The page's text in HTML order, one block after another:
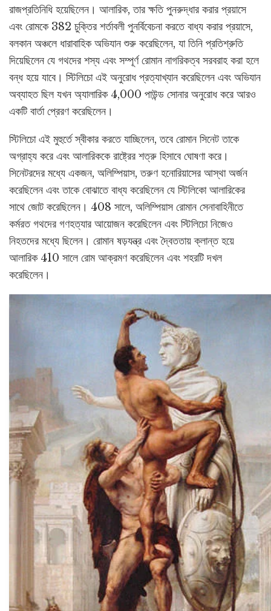
রাজপ্রতিনিধি হয়েছিলেন। আলারিক, তার ক্ষতি পুনরুদ্ধার করার প্রয়াসে
এবং রোমকে 382 চুক্তির শর্তাবলী পুনর্বিবেচনা করতে বাধ্য করার প্রয়াসে,
বলকান অঞ্চলে ধারাবাহিক অভিযান শুরু করেছিলেন, যা তিনি প্রতিশ্রুতি
দিয়েছিলেন যে গথদের শস্য এবং সম্পূর্ণ রোমান নাগরিকত্ব সরবরাহ করা হলে
বন্ধ হয়ে যাবে। স্টিলিচো এই অনুরোধ প্রত্যাখ্যান করেছিলেন এবং অভিযান
অব্যাহত ছিল যখন অ্যালারিক 4,000 পাউন্ড সোনার অনুরোধ করে আরও
একটি বার্তা প্রেরণ করেছিলেন।
স্টিলিচো এই মুহুর্তে স্বীকার করতে যাচ্ছিলেন, তবে রোমান সিনেট তাকে
অগ্রাহ্য করে এবং আলারিককে রাষ্ট্রের শত্রু হিসাবে ঘোষণা করে।
সিনেটরদের মধ্যে একজন, অলিম্পিয়াস, তরুণ হনোরিয়াসের আস্থা অর্জন
করেছিলেন এবং তাকে বোঝাতে বাধ্য করেছিলেন যে স্টিলিকো আলারিকের
সাথে জোট করেছিলেন। 408 সালে, অলিম্পিয়াস রোমান সেনাবাহিনীতে
কর্মরত গথদের গণহত্যার আয়োজন করেছিলেন এবং স্টিলিচো নিজেও
নিহতদের মধ্যে ছিলেন। রোমান ষড়যন্ত্র এবং দ্বৈততায় ক্লান্ত হয়ে
আলারিক 410 সালে রোম আক্রমণ করেছিলেন এবং শহরটি দখল
করেছিলেন।